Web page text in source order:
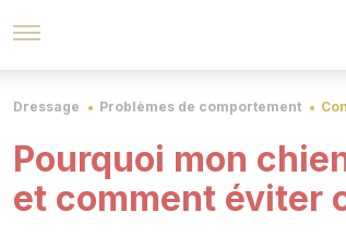
Dressage Problèmes de comportement
Pourquoi mon
et comment éviter